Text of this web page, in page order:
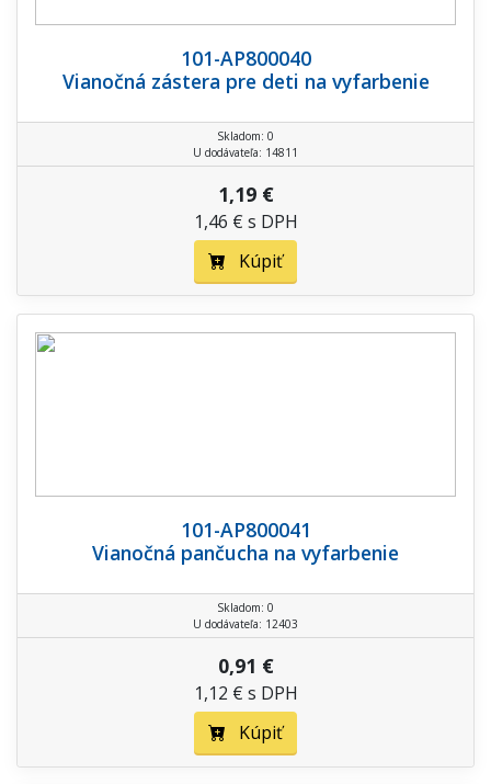
101-AP800040
Vianočná zástera pre deti na vyfarbenie
Skladom: 0
U dodávateľa: 14811
1,19 €
1,46 € s DPH
Kúpiť
101-AP800041
Vianočná pančucha na vyfarbenie
Skladom: 0
U dodávateľa: 12403
0,91 €
1,12 € s DPH
Kúpiť